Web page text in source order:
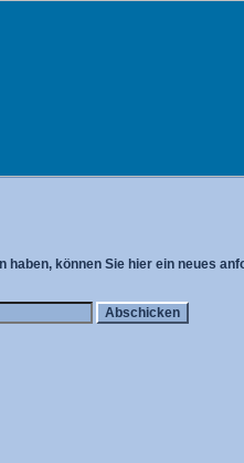
haben, können Sie hier ein neues